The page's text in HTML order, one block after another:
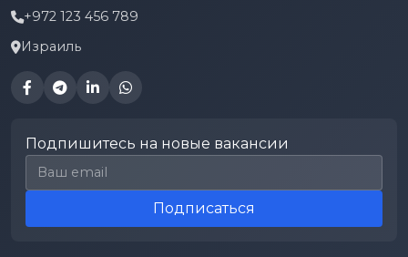
+972 123 456 789
Израиль
Подпишитесь на новые вакансии
Email для подписки
Подписаться